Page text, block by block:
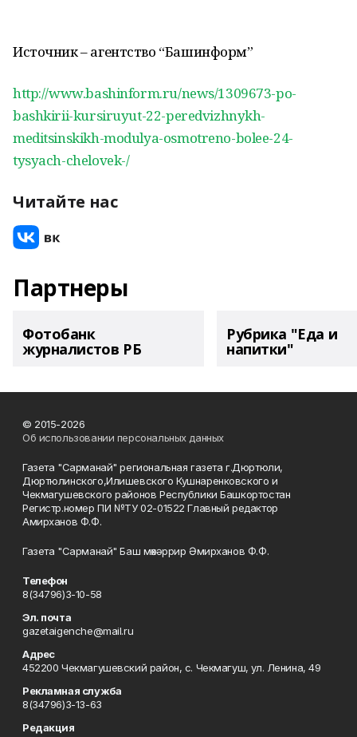
Источник – агентство “Башинформ”
http://www.bashinform.ru/news/1309673-po-
bashkirii-kursiruyut-22-peredvizhnykh-
meditsinskikh-modulya-osmotreno-bolee-24-
tysyach-chelovek-/
Читайте нас
Партнеры
Фотобанк
журналистов РБ
Рубрика "Еда и
напитки"
© 2015-2026
Об использовании персональных данных
Газета "Сарманай" региональная газета г.Дюртюли,
Дюртюлинского,Илишевского Кушнаренковского и
Чекмагушевского районов Республики Башкортостан
Регистр.номер ПИ №ТУ 02-01522 Главный редактор
Амирханов Ф.Ф.
Газета "Сарманай" Баш мөхәррир Әмирханов Ф.Ф.
Телефон
8(34796)3-10-58
Эл. почта
gazetaigenche@mail.ru
Адрес
452200 Чекмагушевский район, с. Чекмагуш, ул. Ленина, 49
Рекламная служба
8(34796)3-13-63
Редакция